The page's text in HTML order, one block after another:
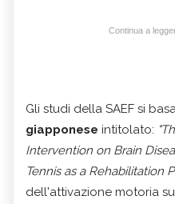
Continua a
Gli studi della SAEF si
giapponese intitolato:
Intervention on Brain
Tennis as a Rehabilitation
dell'attivazione motoria